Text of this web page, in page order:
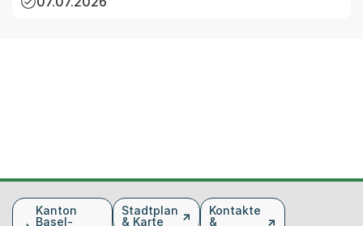
FusszeileKanton
Basel-
Stadtplan
& Karte
Kontakte
&